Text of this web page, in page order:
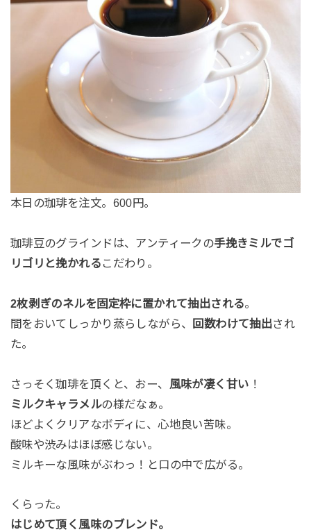
本日の珈琲を注文。600円。
珈琲豆のグラインドは、アンティークの手挽きミルでゴ
リゴリと挽かれる こだわり。
2枚剥ぎのネルを固定枠に置かれて抽出される。
間をおいてしっかり蒸らしながら、
回数わけて抽出され
た。
さっそく珈琲を頂くと、おー、 風味が凄く甘い ！
ミルクキャラメルの様だなぁ。
ほどよくクリアなボディに、心地良い苦味。
酸味や渋みはほぼ感じない。
ミルキーな風味がぶわっ！と口の中で広がる。
くらった。
はじめて頂く風味のブレンド。